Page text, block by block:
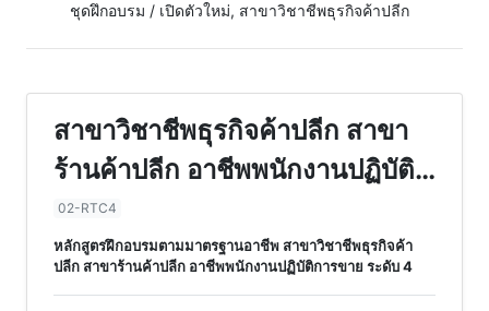
ชุดฝึกอบรม / เปิดตัวใหม่, สาขาวิชาชีพธุรกิจค้าปลีก
สาขาวิชาชีพธุรกิจค้าปลีก สาขา
ร้านค้าปลีก อาชีพพนักงานปฏิบัติ
การขาย ระดับ 4
02-RTC4
หลักสูตรฝึกอบรมตามมาตรฐานอาชีพ สาขาวิชาชีพธุรกิจค้า
ปลีก สาขาร้านค้าปลีก อาชีพพนักงานปฏิบัติการขาย ระดับ 4